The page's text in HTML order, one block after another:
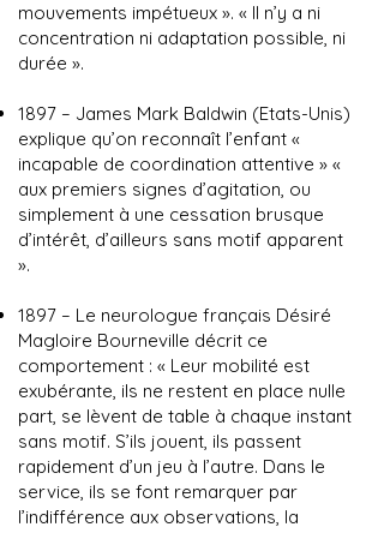
mouvements impétueux ». « Il n’y a ni
concentration ni adaptation possible, ni
durée ».
1897 – James Mark Baldwin (Etats-Unis)
explique qu’on reconnaît l’enfant «
incapable de coordination attentive » «
aux premiers signes d’agitation, ou
simplement à une cessation brusque
d’intérêt, d’ailleurs sans motif apparent
».
1897 – Le neurologue français Désiré
Magloire Bourneville décrit ce
comportement : « Leur mobilité est
exubérante, ils ne restent en place nulle
part, se lèvent de table à chaque instant
sans motif. S’ils jouent, ils passent
rapidement d’un jeu à l’autre. Dans le
service, ils se font remarquer par
l’indifférence aux observations, la